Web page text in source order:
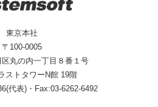
東京本社
〒100-0005
丸の内一丁目８番１号
ストタワーN館 19階
代表)・Fax:03-6262-6492